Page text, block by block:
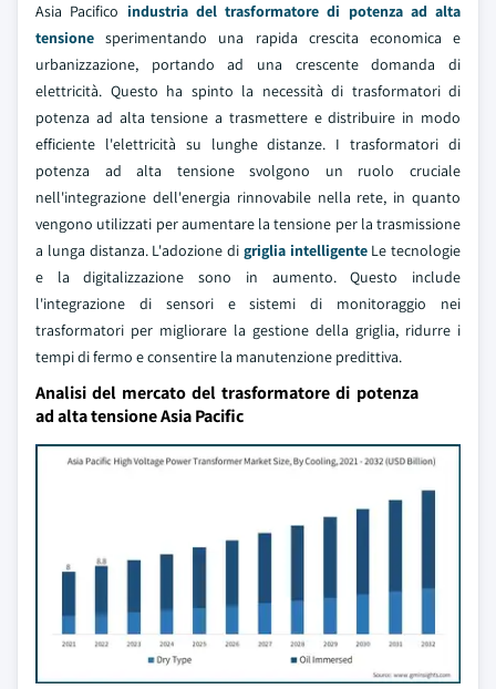
Asia Pacifico industria del trasformatore di potenza ad alta
tensione sperimentando una rapida crescita economica e
urbanizzazione, portando ad una crescente domanda di
elettricità. Questo ha spinto la necessità di trasformatori di
potenza ad alta tensione a trasmettere e distribuire in modo
efficiente l'elettricità su lunghe distanze. I trasformatori di
potenza ad alta tensione svolgono un ruolo cruciale
nell'integrazione dell'energia rinnovabile nella rete, in quanto
vengono utilizzati per aumentare la tensione per la trasmissione
a lunga distanza. L'adozione di griglia intelligenteLe tecnologie
e la digitalizzazione sono in aumento. Questo include
l'integrazione di sensori e sistemi di monitoraggio nei
trasformatori per migliorare la gestione della griglia, ridurre i
tempi di fermo e consentire la manutenzione predittiva.
Analisi del mercato del trasformatore di potenza
ad alta tensione Asia Pacific